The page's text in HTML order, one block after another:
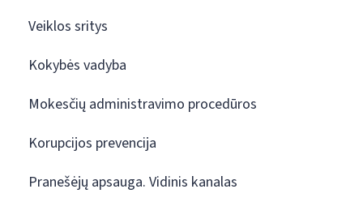
Veiklos sritys
Kokybės vadyba
Mokesčių administravimo procedūros
Korupcijos prevencija
Pranešėjų apsauga. Vidinis kanalas